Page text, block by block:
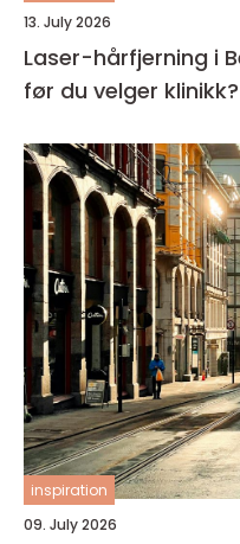
13. July 2026
Laser-hårfjerning i
før du velger klinikk?
inspiration
09. July 2026